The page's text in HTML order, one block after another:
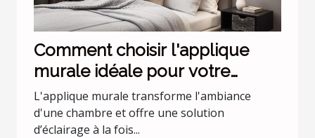
Comment choisir l'applique
murale idéale pour votre
chambre
L'applique murale transforme l'ambiance
d'une chambre et offre une solution
d’éclairage à la fois...